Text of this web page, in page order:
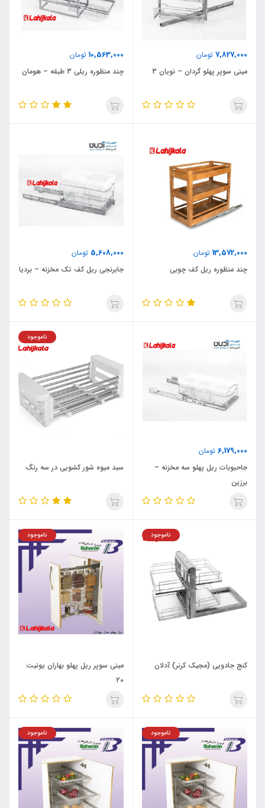
7,827,000 تومان
مینی سوپر پهلو گردان – نویان 3
10,563,000 تومان
چند منظوره ریلی 3 طبقه – هومان
13,572,000 تومان
چند منظوره ریل کف چوبی
5,608,000 تومان
جابرنجی ریل کف تک مخزنه – بردیا
6,179,000 تومان
جاحبوبات ریل پهلو سه مخزنه –
برزین
ناموجود
سبد میوه شور کشویی در سه رنگ
ناموجود
کنج جادویی (مجیک کرنر) آدلان
ناموجود
مینی سوپر ریل پهلو بهاران یونیت
20
ناموجود ناموجود